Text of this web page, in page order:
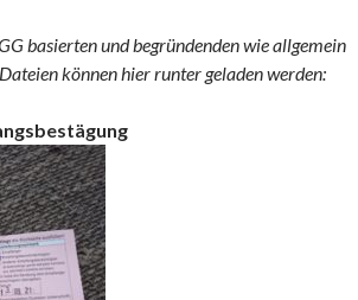
basierten und begründenden wie allgemein
können hier runter geladen werden: